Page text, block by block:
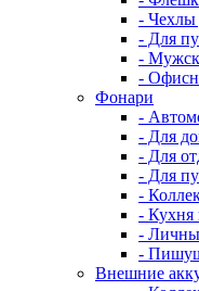
- Чехлы
- Для
-
-
Фонари
-
- Для
- Для
- Для
-
- Кухня
-
-
Внешние